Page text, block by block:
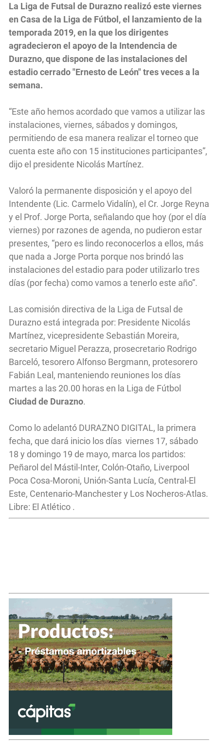
La Liga de Futsal de Durazno realizó este viernes
en Casa de la Liga de Fútbol, el lanzamiento de la
temporada 2019, en la que los dirigentes
agradecieron el apoyo de la Intendencia de
Durazno, que dispone de las instalaciones del
estadio cerrado "Ernesto de León" tres veces a la
semana.
“Este año hemos acordado que vamos a utilizar las
instalaciones, viernes, sábados y domingos,
permitiendo de esa manera realizar el torneo que
cuenta este año con 15 instituciones participantes”,
dijo el presidente Nicolás Martínez.
Valoró la permanente disposición y el apoyo del
Intendente (Lic. Carmelo Vidalín), el Cr. Jorge Reyna
y el Prof. Jorge Porta, señalando que hoy (por el día
viernes) por razones de agenda, no pudieron estar
presentes, “pero es lindo reconocerlos a ellos, más
que nada a Jorge Porta porque nos brindó las
instalaciones del estadio para poder utilizarlo tres
días (por fecha) como vamos a tenerlo este año”.
Las comisión directiva de la Liga de Futsal de
Durazno está integrada por: Presidente Nicolás
Martínez, vicepresidente Sebastián Moreira,
secretario Miguel Perazza, prosecretario Rodrigo
Barceló, tesorero Alfonso Bergmann, protesorero
Fabián Leal, manteniendo reuniones los días
martes a las 20.00 horas en la Liga de Fútbol
Ciudad de Durazno.
Como lo adelantó DURAZNO DIGITAL, la primera
fecha, que dará inicio los días viernes 17, sábado
18 y domingo 19 de mayo, marca los partidos:
Peñarol del Mástil-Inter, Colón-Otaño, Liverpool
Poca Cosa-Moroni, Unión-Santa Lucía, Central-El
Este, Centenario-Manchester y Los Nocheros-Atlas.
Libre: El Atlético .